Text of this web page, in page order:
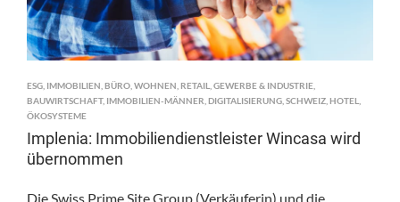
ESG IMMOBILIEN BÜRO WOHNEN RETAIL GEWERBE & INDUSTRIE
BAUWIRTSCHAFT, IMMOBILIEN-MÄNNER DIGITALISIERUNG SCHWEIZ HOTEL
ÖKOSYSTEME
Implenia: Immobiliendienstleister Wincasa wird
übernommen
Die Swiss Prime Site Group (Verkäuferin) und die